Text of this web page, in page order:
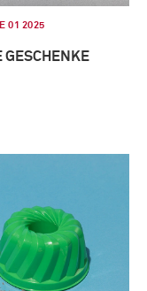
01 2025
GESCHENKE